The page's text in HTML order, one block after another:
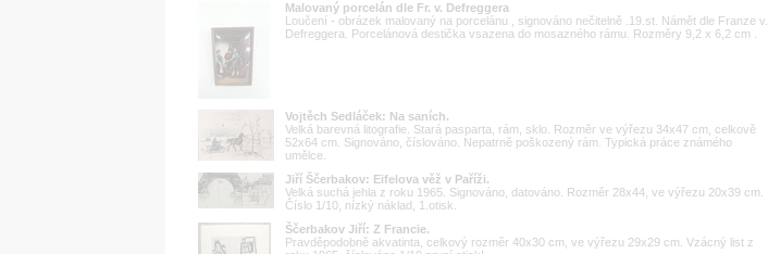
Malovaný porcelán dle Fr. v. Defreggera
Loučení - obrázek malovaný na porcelánu , signováno nečitelně .19.st. Námět dle Franze v.
Defreggera. Porcelánová destička vsazena do mosazného rámu. Rozměry 9,2 x 6,2 cm .
Vojtěch Sedláček: Na saních.
Velká barevná litografie. Stará pasparta, rám, sklo. Rozměr ve výřezu 34x47 cm, celkově
52x64 cm. Signováno, číslováno. Nepatrně poškozený rám. Typická práce známého
umělce.
Jiří Ščerbakov: Eifelova věž v Paříži.
Velká suchá jehla z roku 1965. Signováno, datováno. Rozměr 28x44, ve výřezu 20x39 cm.
Číslo 1/10, nízký náklad, 1.otisk.
Ščerbakov Jiří: Z Francie.
Pravděpodobně akvatinta, celkový rozměr 40x30 cm, ve výřezu 29x29 cm. Vzácný list z